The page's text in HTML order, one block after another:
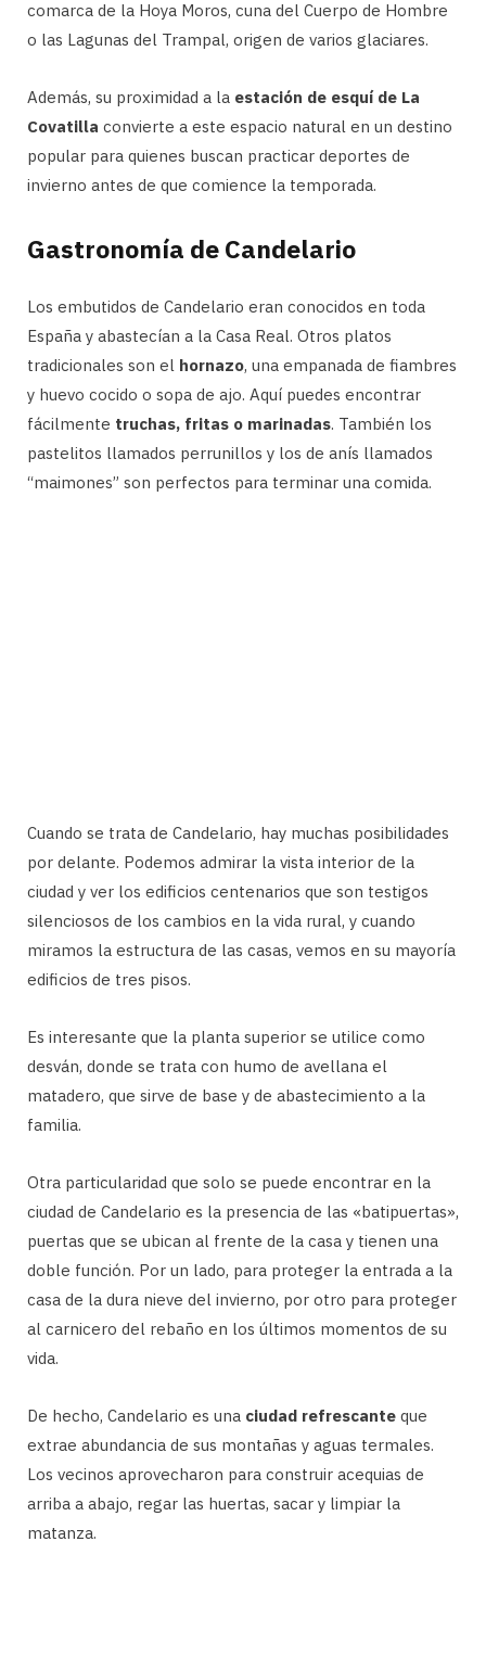
comarca de la Hoya Moros, cuna del Cuerpo de Hombre
o las Lagunas del Trampal, origen de varios glaciares.
Además, su proximidad a la estación de esquí de La
Covatilla convierte a este espacio natural en un destino
popular para quienes buscan practicar deportes de
invierno antes de que comience la temporada.
Gastronomía de Candelario
Los embutidos de Candelario eran conocidos en toda
España y abastecían a la Casa Real. Otros platos
tradicionales son el hornazo, una empanada de fiambres
y huevo cocido o sopa de ajo. Aquí puedes encontrar
fácilmente truchas, fritas o marinadas. También los
pastelitos llamados perrunillos y los de anís llamados
“maimones” son perfectos para terminar una comida.
Cuando se trata de Candelario, hay muchas posibilidades
por delante. Podemos admirar la vista interior de la
ciudad y ver los edificios centenarios que son testigos
silenciosos de los cambios en la vida rural, y cuando
miramos la estructura de las casas, vemos en su mayoría
edificios de tres pisos.
Es interesante que la planta superior se utilice como
desván, donde se trata con humo de avellana el
matadero, que sirve de base y de abastecimiento a la
familia.
Otra particularidad que solo se puede encontrar en la
ciudad de Candelario es la presencia de las «batipuertas»,
puertas que se ubican al frente de la casa y tienen una
doble función. Por un lado, para proteger la entrada a la
casa de la dura nieve del invierno, por otro para proteger
al carnicero del rebaño en los últimos momentos de su
vida.
De hecho, Candelario es una ciudad refrescante que
extrae abundancia de sus montañas y aguas termales.
Los vecinos aprovecharon para construir acequias de
arriba a abajo, regar las huertas, sacar y limpiar la
matanza.